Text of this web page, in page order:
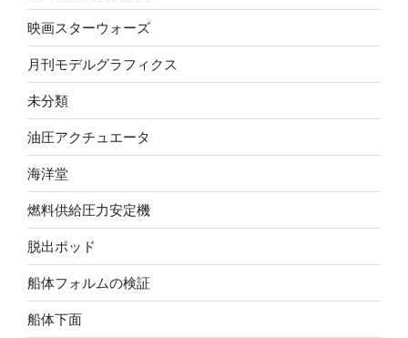
映画スターウォーズ
月刊モデルグラフィクス
未分類
油圧アクチュエータ
海洋堂
燃料供給圧力安定機
脱出ポッド
船体フォルムの検証
船体下面